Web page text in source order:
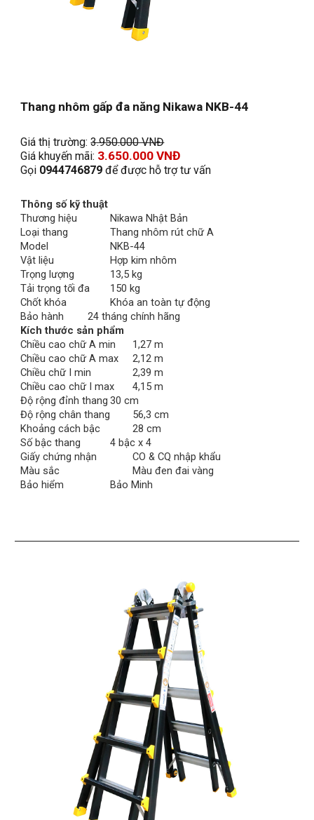
Thang nhôm gấp đa năng Nikawa NKB-44
Giá thị trường: 3.950.000 VNĐ
Giá khuyến mãi: 3.650.000 VNĐ
Gọi 0944746879 để được hỗ trợ tư vấn
Thông số kỹ thuật
Thương hiệu
Nikawa Nhật Bản
Loại thang
Thang nhôm rút chữ A
Model
NKB-44
Vật liệu
Hợp kim nhôm
Trọng lượng
13,5 kg
Tải trọng tối đa
150 kg
Chốt khóa
Khóa an toàn tự động
Bảo hành
24 tháng chính hãng
Kích thước sản phẩm
Chiều cao chữ A min
1,27 m
Chiều cao chữ A max
2,12 m
Chiều chữ I min
2,39 m
Chiều cao chữ I max
4,15 m
Độ rộng đỉnh thang 30 cm
Độ rộng chân thang
56,3 cm
Khoảng cách bậc
28 cm
Số bậc thang
4 bậc x 4
Giấy chứng nhận
CO & CQ nhập khẩu
Màu sắc
Màu đen đai vàng
Bảo hiểm
Bảo Minh